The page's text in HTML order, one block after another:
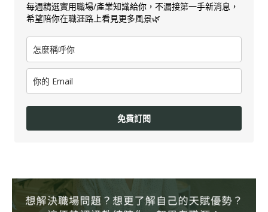
每週精選實用職場/產業知識給你，不漏接第一手新消息，
希望陪你在職涯路上看見更多風景🌿
免費訂閱